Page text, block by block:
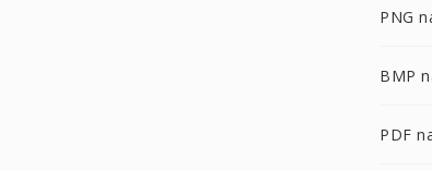
PNG
BMP
PDF